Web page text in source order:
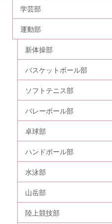
学芸部
運動部
新体操部
バスケットボール部
ソフトテニス部
バレーボール部
卓球部
ハンドボール部
水泳部
山岳部
陸上競技部